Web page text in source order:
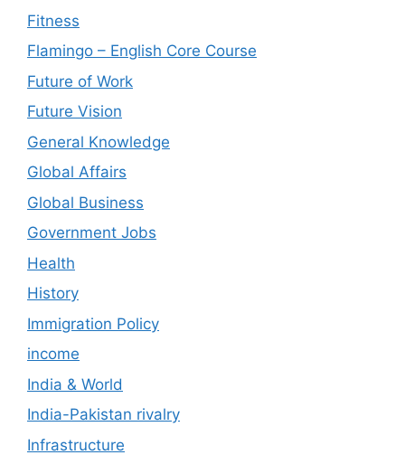
Fitness
Flamingo – English Core Course
Future of Work
Future Vision
General Knowledge
Global Affairs
Global Business
Government Jobs
Health
History
Immigration Policy
income
India & World
India-Pakistan rivalry
Infrastructure